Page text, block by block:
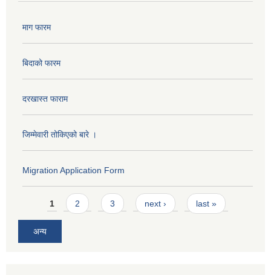
माग फारम
बिदाको फारम
दरखास्त फाराम
जिम्मेवारी तोकिएको बारे ।
Migration Application Form
Pages
1 2 3 next › last »
अन्य